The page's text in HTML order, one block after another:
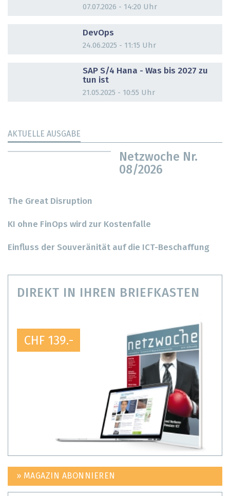
07.07.2026 - 14:20 Uhr
DevOps
24.06.2025 - 11:15 Uhr
SAP S/4 Hana - Was bis 2027 zu
tun ist
21.05.2025 - 10:55 Uhr
AKTUELLE AUSGABE
Netzwoche Nr.
08/2026
The Great Disruption
KI ohne FinOps wird zur Kostenfalle
Einfluss der Souveränität auf die ICT-Beschaffung
DIREKT IN IHREN BRIEFKASTEN
CHF 139.-
» MAGAZIN ABONNIEREN